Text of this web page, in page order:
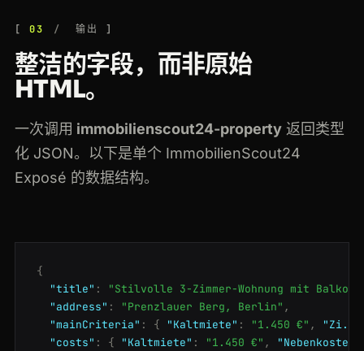
03 输出
整洁的字段，而非原始
HTML。
一次调用 immobilienscout24-property 返回类型
化 JSON。以下是单个 ImmobilienScout24
Exposé 的数据结构。
{
"title" : "Stilvolle 3-Zimmer-Wohnung mit Balkon"
"address" : "Prenzlauer Berg, Berlin" ,
"mainCriteria" : { "Kaltmiete" : "1.450 €" , "Zi."
"costs" : { "Kaltmiete" : "1.450 €" , "Nebenkosten"